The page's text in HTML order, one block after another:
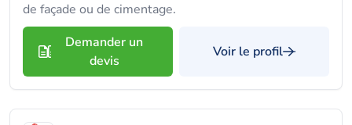
de façade ou de cimentage.
Demander un
devis
Voir le profil